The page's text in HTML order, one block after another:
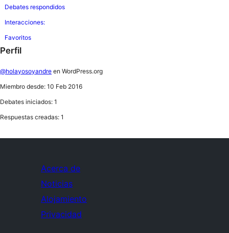
Debates respondidos
Interacciones:
Favoritos
Perfil
@holayosoyandre en WordPress.org
Miembro desde: 10 Feb 2016
Debates iniciados: 1
Respuestas creadas: 1
Acerca de
Noticias
Alojamiento
Privacidad